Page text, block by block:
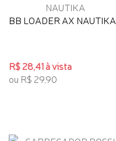
BB LOADER AX NAUTIKA
R$ 28,41 à vista
ou R$ 29,90